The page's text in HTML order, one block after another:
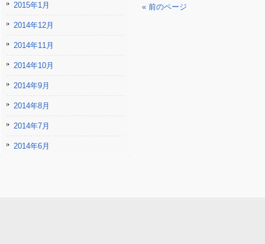
« 前のページ
2015年1月
2014年12月
2014年11月
2014年10月
2014年9月
2014年8月
2014年7月
2014年6月